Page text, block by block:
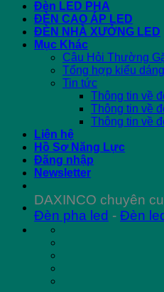
Đèn LED PHA
ĐÈN CAO ÁP LED
ĐÈN NHÀ XƯỞNG LED
Mục Khác
Câu Hỏi Thường
Tổng hợp kiểu
Tin tức
Thông tin về
Thông tin về
Thông tin về
Liên hệ
Hồ Sơ Năng Lực
Đăng nhập
Newsletter
DAXINCO chuyên
Đèn pha led - Đèn